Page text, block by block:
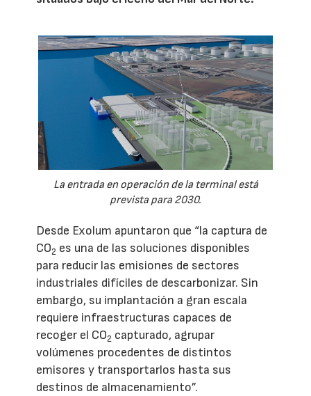
La entrada en operación de la terminal está
prevista para 2030.
Desde Exolum apuntaron que “la captura de
CO2 es una de las soluciones disponibles
para reducir las emisiones de sectores
industriales difíciles de descarbonizar. Sin
embargo, su implantación a gran escala
requiere infraestructuras capaces de
recoger el CO2 capturado, agrupar
volúmenes procedentes de distintos
emisores y transportarlos hasta sus
destinos de almacenamiento”.